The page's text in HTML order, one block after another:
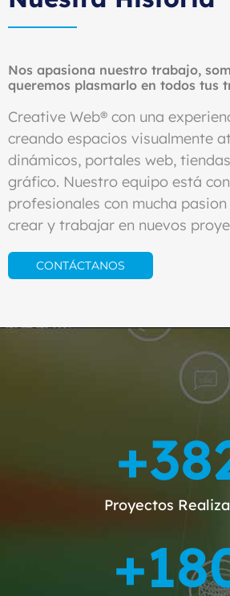
Nos apasiona nuestro trabajo,
queremos plasmarlo en todos tus
Creative Web® con una
creando espacios visualmente
dinámicos, portales web,
gráfico. Nuestro equipo está
profesionales con mucha
crear y trabajar en nuevos
CONTÁCTANOS
Proyectos
+
+